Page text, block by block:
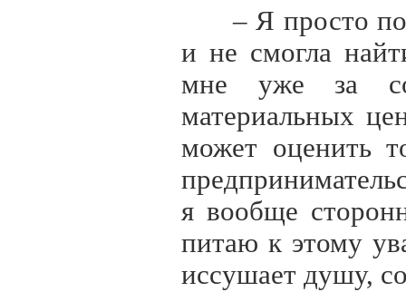
– Я просто
и не смогла
мне уже за
материальных
может оценить
я вообще
питаю к этому
иссушает душу,